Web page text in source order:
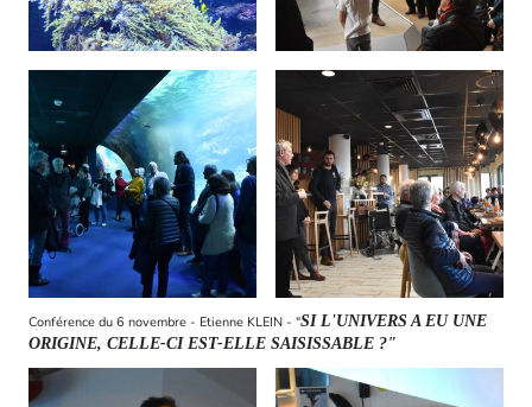
Conférence du 6 novembre - Etienne KLEIN - "SI L'UNIVERS A EU UNE
ORIGINE, CELLE-CI EST-ELLE SAISISSABLE ?"